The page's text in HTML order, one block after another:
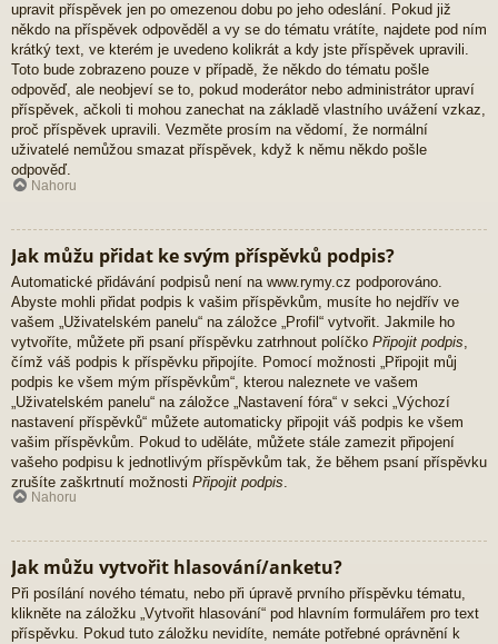
upravit příspěvek jen po omezenou dobu po jeho odeslání. Pokud již
někdo na příspěvek odpověděl a vy se do tématu vrátíte, najdete pod ním
krátký text, ve kterém je uvedeno kolikrát a kdy jste příspěvek upravili.
Toto bude zobrazeno pouze v případě, že někdo do tématu pošle
odpověď, ale neobjeví se to, pokud moderátor nebo administrátor upraví
příspěvek, ačkoli ti mohou zanechat na základě vlastního uvážení vzkaz,
proč příspěvek upravili. Vezměte prosím na vědomí, že normální
uživatelé nemůžou smazat příspěvek, když k němu někdo pošle
odpověď.
Nahoru
Jak můžu přidat ke svým příspěvků podpis?
Automatické přidávání podpisů není na www.rymy.cz podporováno.
Abyste mohli přidat podpis k vašim příspěvkům, musíte ho nejdřív ve
vašem „Uživatelském panelu“ na záložce „Profil“ vytvořit. Jakmile ho
vytvoříte, můžete při psaní příspěvku zatrhnout políčko Připojit podpis
čímž váš podpis k příspěvku připojíte. Pomocí možnosti „Připojit můj
podpis ke všem mým příspěvkům“, kterou naleznete ve vašem
„Uživatelském panelu“ na záložce „Nastavení fóra“ v sekci „Výchozí
nastavení příspěvků“ můžete automaticky připojit váš podpis ke všem
vašim příspěvkům. Pokud to uděláte, můžete stále zamezit připojení
vašeho podpisu k jednotlivým příspěvkům tak, že během psaní příspěvku
zrušíte zaškrtnutí možnosti Připojit podpis
Nahoru
Jak můžu vytvořit hlasování/anketu?
Při posílání nového tématu, nebo při úpravě prvního příspěvku tématu,
klikněte na záložku „Vytvořit hlasování“ pod hlavním formulářem pro text
příspěvku. Pokud tuto záložku nevidíte, nemáte potřebné oprávnění k